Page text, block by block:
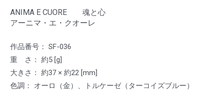
ANIMA E CUORE 魂と心
アーニマ・エ・クオーレ
作品番号： SF-036
重 さ： 約5 [g]
大きさ： 約37 × 約22 [mm]
色調： オーロ（金）、トルケーゼ（ターコイズブルー）